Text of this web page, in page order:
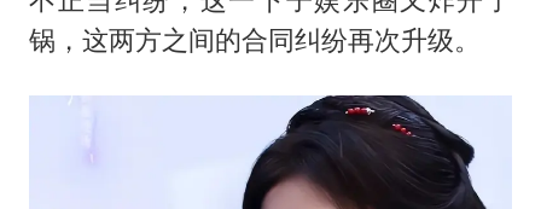
锅，这两方之间的合同纠纷再次升级。